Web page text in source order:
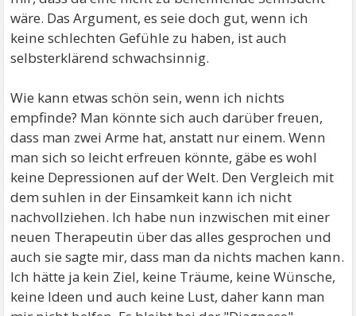
wäre. Das Argument, es seie doch gut, wenn ich
keine schlechten Gefühle zu haben, ist auch
selbsterklärend schwachsinnig.
Wie kann etwas schön sein, wenn ich nichts
empfinde? Man könnte sich auch darüber freuen,
dass man zwei Arme hat, anstatt nur einem. Wenn
man sich so leicht erfreuen könnte, gäbe es wohl
keine Depressionen auf der Welt. Den Vergleich mit
dem suhlen in der Einsamkeit kann ich nicht
nachvollziehen. Ich habe nun inzwischen mit einer
neuen Therapeutin über das alles gesprochen und
auch sie sagte mir, dass man da nichts machen kann.
Ich hätte ja kein Ziel, keine Träume, keine Wünsche,
keine Ideen und auch keine Lust, daher kann man